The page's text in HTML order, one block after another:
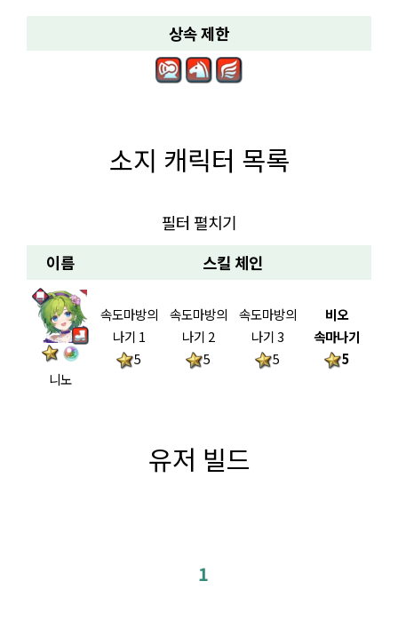
상속 제한
소지 캐릭터 목록
필터 펼치기
이름 스킬 체인
니노
속도마방의
나기 1
5
속도마방의
나기 2
5
속도마방의
나기 3
5
비오
속마나기
5
유저 빌드
1